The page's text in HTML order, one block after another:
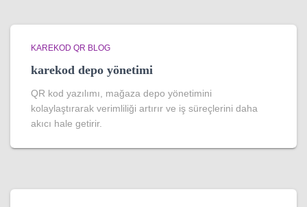
KAREKOD QR BLOG
karekod depo yönetimi
QR kod yazılımı, mağaza depo yönetimini
kolaylaştırarak verimliliği artırır ve iş süreçlerini daha
akıcı hale getirir.